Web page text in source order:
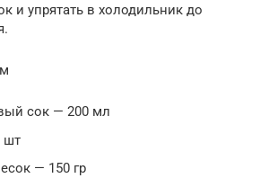
и упрятать в холодильник до
сок — 200 мл
шт
— 150 гр